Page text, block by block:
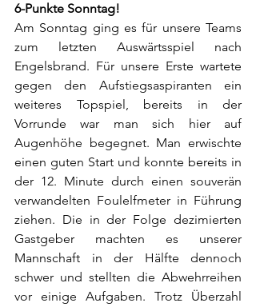
6-Punkte Sonntag!
Am Sonntag ging es für unsere Teams
zum letzten Auswärtsspiel nach
Engelsbrand. Für unsere Erste wartete
gegen den Aufstiegsaspiranten ein
weiteres Topspiel, bereits in der
Vorrunde war man sich hier auf
Augenhöhe begegnet. Man erwischte
einen guten Start und konnte bereits in
der 12. Minute durch einen souverän
verwandelten Foulelfmeter in Führung
ziehen. Die in der Folge dezimierten
Gastgeber machten es unserer
Mannschaft in der Hälfte dennoch
schwer und stellten die Abwehrreihen
vor einige Aufgaben. Trotz Überzahl